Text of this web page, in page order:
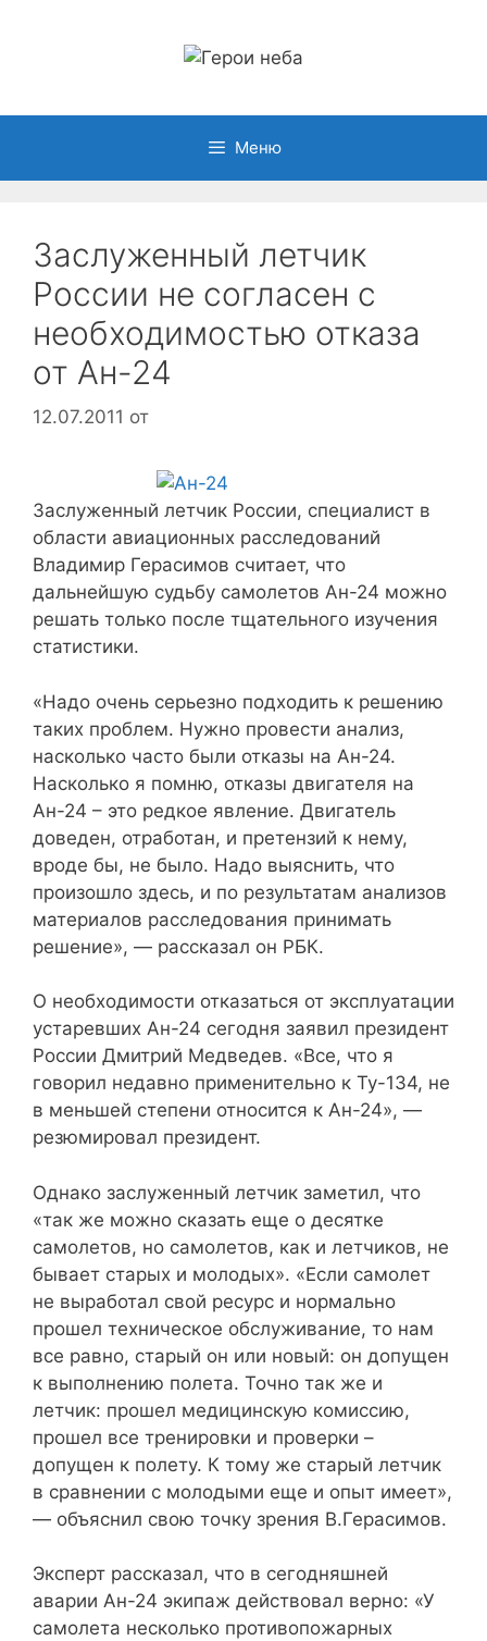
Меню
Заслуженный летчик
России не согласен с
необходимостью отказа
от Ан-24
12.07.2011 от
Заслуженный летчик России, специалист в
области авиационных расследований
Владимир Герасимов считает, что
дальнейшую судьбу самолетов Ан-24 можно
решать только после тщательного изучения
статистики.
«Надо очень серьезно подходить к решению
таких проблем. Нужно провести анализ,
насколько часто были отказы на Ан-24.
Насколько я помню, отказы двигателя на
Ан-24 – это редкое явление. Двигатель
доведен, отработан, и претензий к нему,
вроде бы, не было. Надо выяснить, что
произошло здесь, и по результатам анализов
материалов расследования принимать
решение», — рассказал он РБК.
О необходимости отказаться от эксплуатации
устаревших Ан-24 сегодня заявил президент
России Дмитрий Медведев. «Все, что я
говорил недавно применительно к Ту-134, не
в меньшей степени относится к Ан-24», —
резюмировал президент.
Однако заслуженный летчик заметил, что
«так же можно сказать еще о десятке
самолетов, но самолетов, как и летчиков, не
бывает старых и молодых». «Если самолет
не выработал свой ресурс и нормально
прошел техническое обслуживание, то нам
все равно, старый он или новый: он допущен
к выполнению полета. Точно так же и
летчик: прошел медицинскую комиссию,
прошел все тренировки и проверки –
допущен к полету. К тому же старый летчик
в сравнении с молодыми еще и опыт имеет»,
— объяснил свою точку зрения В.Герасимов.
Эксперт рассказал, что в сегодняшней
аварии Ан-24 экипаж действовал верно: «У
самолета несколько противопожарных